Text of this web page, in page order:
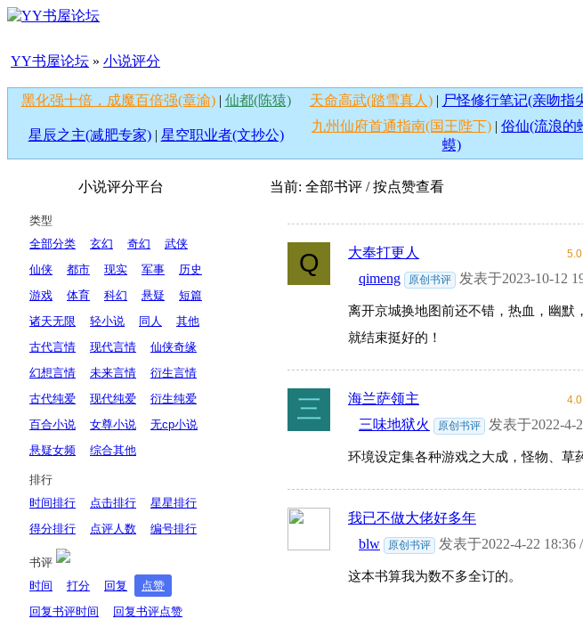
YY书屋论坛 » 小说评分
黑化强十倍，成魔百倍强(章渝)| 仙都(陈猿) 天命高武(踏雪真人)| 尸怪修行笔记(亲吻指
星辰之主(减肥专家)| 星空职业者(文抄公)
九州仙府首通指南(国王陛下) | 俗仙(流浪的
蟆)
小说评分平台
类型
全部分类
玄幻 奇幻
武侠
仙侠
都市 现实 军事
历史
游戏
体育 科幻 悬疑
短篇
诸天无限
轻小说 同人
其他
古代言情
现代言情
仙侠奇缘
幻想言情
未来言情
衍生言情
古代纯爱
现代纯爱
衍生纯爱
百合小说
女尊小说
无cp小说
悬疑女频
综合其他
排行
时间排行
点击排行
星星排行
得分排行
点评人数 编号排行
书评
时间
打分 回复
点赞
回复书评时间
回复书评点赞
当前: 全部书评 / 按点赞查看
Q 大奉打更人 5.0
qimeng 原创书评 发表于2023-10-12
离开京城换地图前还不错，热血，幽默
就结束挺好的！
三 海兰萨领主 4.0
三味地狱火 原创书评 发表于2022-4-
环境设定集各种游戏之大成，怪物、草
我已不做大佬好多年
blw 原创书评 发表于2022-4-22
这本书算我为数不多全订的。